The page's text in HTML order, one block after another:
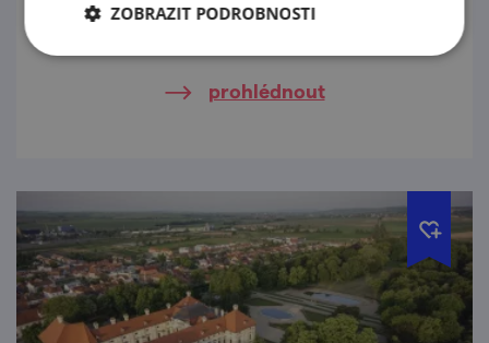
hradů české země, ke kterému půjdete
prohlédnout
ZOBRAZIT PODROBNOSTI